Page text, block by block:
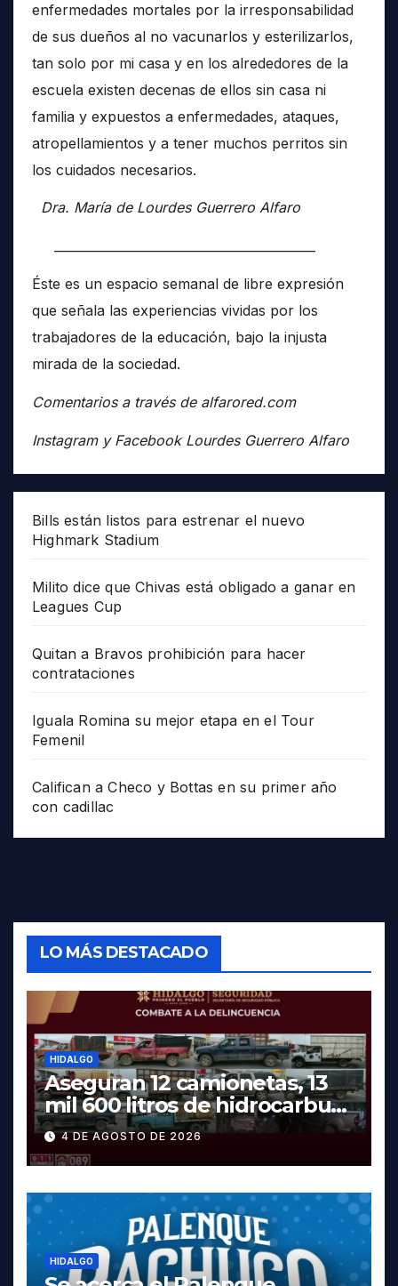
enfermedades mortales por la irresponsabilidad
de sus dueños al no vacunarlos y esterilizarlos,
tan solo por mi casa y en los alrededores de la
escuela existen decenas de ellos sin casa ni
familia y expuestos a enfermedades, ataques,
atropellamientos y a tener muchos perritos sin
los cuidados necesarios.
Dra. María de Lourdes Guerrero Alfaro
Éste es un espacio semanal de libre expresión
que señala las experiencias vividas por los
trabajadores de la educación, bajo la injusta
mirada de la sociedad.
Comentarios a través de alfarored.com
Instagram y Facebook Lourdes Guerrero Alfaro
Bills están listos para estrenar el nuevo
Highmark Stadium
Milito dice que Chivas está obligado a ganar en
Leagues Cup
Quitan a Bravos prohibición para hacer
contrataciones
Iguala Romina su mejor etapa en el Tour
Femenil
Califican a Checo y Bottas en su primer año
con cadillac
LO MÁS DESTACADO
HIDALGO
Aseguran 12 camionetas, 13
mil 600 litros de hidrocarburo
y dos vehículos robados en
Tula
4 DE AGOSTO DE 2026
HIDALGO